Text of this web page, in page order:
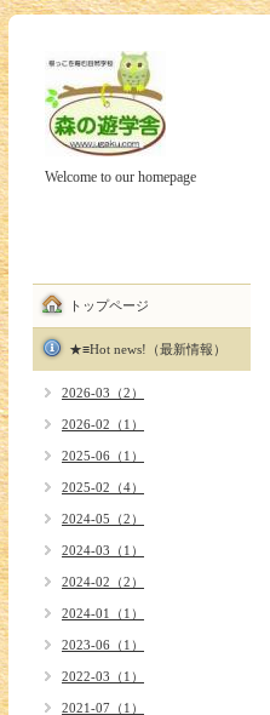
Welcome to our homepage
トップページ
★≡Hot news!（最新情報）
2026-03（2）
2026-02（1）
2025-06（1）
2025-02（4）
2024-05（2）
2024-03（1）
2024-02（2）
2024-01（1）
2023-06（1）
2022-03（1）
2021-07（1）